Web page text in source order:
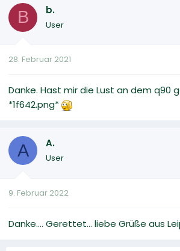
B b.
User
28. Februar 2021
Danke. Hast mir die Lust an dem q90
*1f642.png*
A A.
User
9. Februar 2022
Danke.... Gerettet... liebe Grüße aus